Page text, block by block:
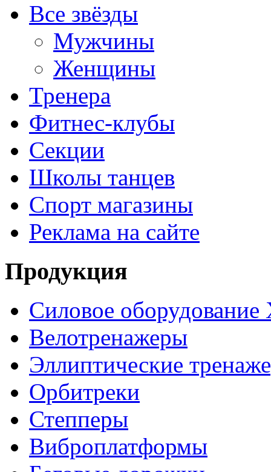
Все звёзды
Мужчины
Женщины
Тренера
Фитнес-клубы
Секции
Школы танцев
Спорт магазины
Реклама на сайте
Продукция
Силовое оборудование
Велотренажеры
Эллиптические
Орбитреки
Степперы
Виброплатформы